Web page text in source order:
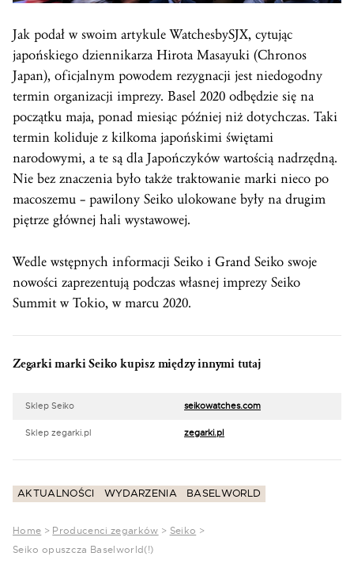
Jak podał w swoim artykule WatchesbySJX, cytując
japońskiego dziennikarza Hirota Masayuki (Chronos
Japan), oficjalnym powodem rezygnacji jest niedogodny
termin organizacji imprezy. Basel 2020 odbędzie się na
początku maja, ponad miesiąc później niż dotychczas. Taki
termin koliduje z kilkoma japońskimi świętami
narodowymi, a te są dla Japończyków wartością nadrzędną.
Nie bez znaczenia było także traktowanie marki nieco po
macoszemu – pawilony Seiko ulokowane były na drugim
piętrze głównej hali wystawowej.
Wedle wstępnych informacji Seiko i Grand Seiko swoje
nowości zaprezentują podczas własnej imprezy Seiko
Summit w Tokio, w marcu 2020.
Zegarki marki Seiko kupisz między innymi tutaj
Sklep Seiko seikowatches.com
Sklep zegarki.pl zegarki.pl
AKTUALNOŚCI WYDARZENIA BASELWORLD
Home > Producenci zegarków > Seiko >
Seiko opuszcza Baselworld(!)